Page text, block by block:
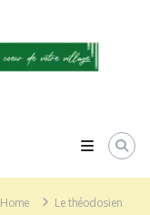
Home Le théodosien